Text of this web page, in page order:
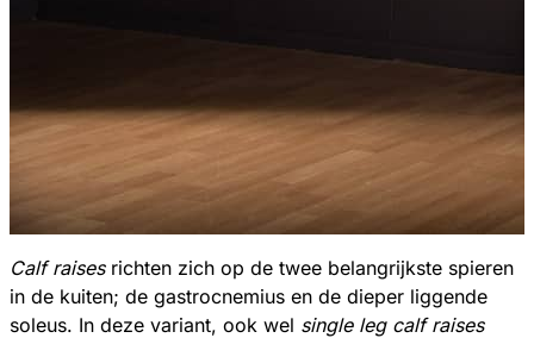
Calf raisesrichten zich op de twee belangrijkste spieren
in de kuiten; de gastrocnemius en de dieper liggende
soleus. In deze variant, ook wel single leg calf raises